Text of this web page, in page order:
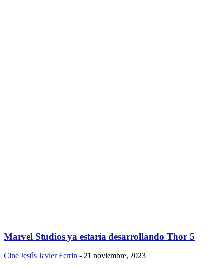
Marvel Studios ya estaría desarrollando Thor 5
Cine Jesús Javier Ferrin - 21 noviembre, 2023